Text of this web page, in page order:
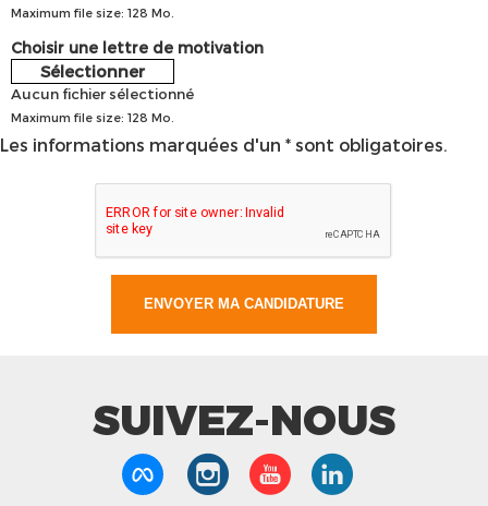
Maximum file size: 128 Mo.
Choisir une lettre de motivation
Sélectionner
Aucun fichier sélectionné
Maximum file size: 128 Mo.
Les informations marquées d'un * sont obligatoires.
SUIVEZ-NOUS